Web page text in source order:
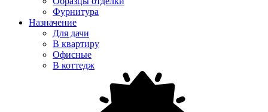
Фурнитура
Назначение
Для дачи
В квартиру
Офисные
В коттедж